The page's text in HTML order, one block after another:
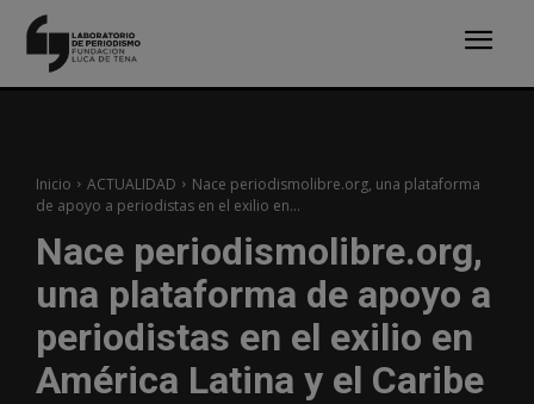
Inicio ACTUALIDAD
Nace periodismolibre.org, una plataforma
de apoyo a periodistas en el exilio en...
Nace periodismolibre.org,
una plataforma de apoyo a
periodistas en el exilio en
América Latina y el Caribe